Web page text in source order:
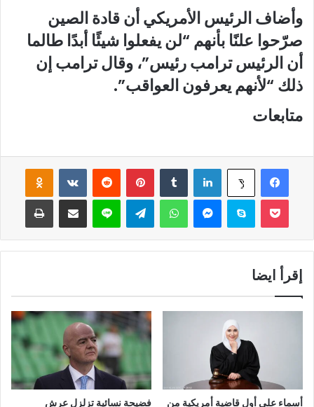
وأضاف الرئيس الأمريكي أن قادة الصين
صرّحوا علنًا بأنهم “لن يفعلوا شيئًا أبدًا طالما
أن الرئيس ترامب رئيس”، وقال ترامب إن
ذلك “لأنهم يعرفون العواقب”.
متابعات
فيسبوك ‫X لينكدإن بينتيريست
سكايب واتساب لاين
إقرأ ايضا
أسماء علي أول قاضية أمريكية من فضيحة نسائية تزلزل عرش